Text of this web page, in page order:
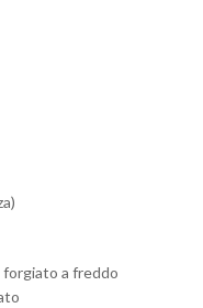
forgiato a freddo